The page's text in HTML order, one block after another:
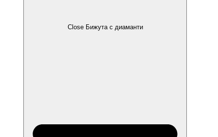
Close Бижута с диаманти